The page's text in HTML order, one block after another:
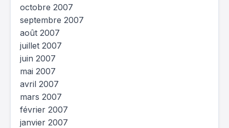
octobre 2007
septembre 2007
août 2007
juillet 2007
juin 2007
mai 2007
avril 2007
mars 2007
février 2007
janvier 2007